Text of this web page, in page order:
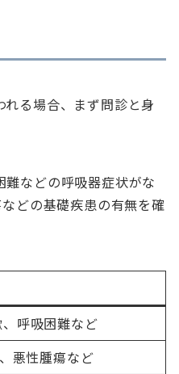
る場合、まず問診と身
難などの呼吸器症状がな
どの基礎疾患の有無を確
呼吸困難など
悪性腫瘍など